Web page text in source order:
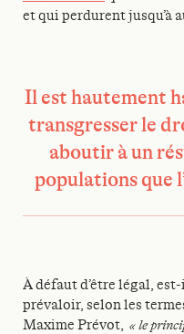
et qui perdurent jusqu’à
Il est hautement
transgresser le
aboutir à un
populations que
À défaut d’être légal,
prévaloir, selon les
Maxime Prévot, « le